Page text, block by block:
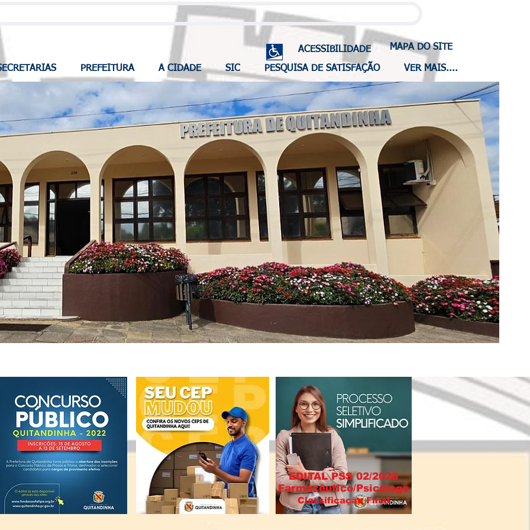
ACESSIBILIDADE MAPA DO SITE
PREFEITURA A CIDADE SIC PESQUISA DE SATISFAÇÃO VER MAIS....
EDITAL PSS 02/2026
Farmacêutico/Psicólogo
Classificação Final